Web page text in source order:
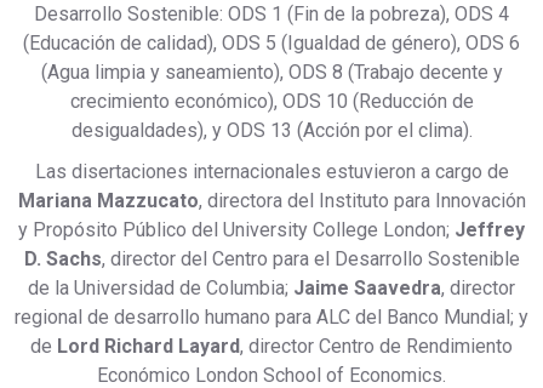
Desarrollo Sostenible: ODS 1 (Fin de la pobreza), ODS 4
(Educación de calidad), ODS 5 (Igualdad de género), ODS 6
(Agua limpia y saneamiento), ODS 8 (Trabajo decente y
crecimiento económico), ODS 10 (Reducción de
desigualdades), y ODS 13 (Acción por el clima).
Las disertaciones internacionales estuvieron a cargo de
Mariana Mazzucato, directora del Instituto para Innovación
y Propósito Público del University College London; Jeffrey
D. Sachs, director del Centro para el Desarrollo Sostenible
de la Universidad de Columbia; Jaime Saavedra, director
regional de desarrollo humano para ALC del Banco Mundial; y
de Lord Richard Layard, director Centro de Rendimiento
Económico London School of Economics.